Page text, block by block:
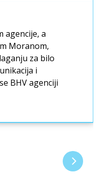
agencije, a
Moranom,
za bilo
i
BHV agenciji